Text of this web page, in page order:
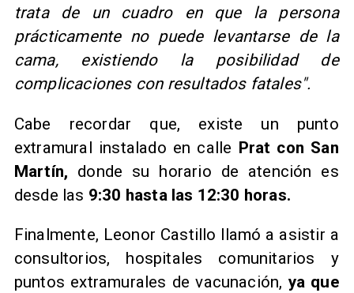
trata de un cuadro en que la persona
prácticamente no puede levantarse de la
cama, existiendo la posibilidad de
complicaciones con resultados fatales".
Cabe recordar que, existe un punto
extramural instalado en calle Prat con San
Martín, donde su horario de atención es
desde las 9:30 hasta las 12:30 horas.
Finalmente, Leonor Castillo llamó a asistir a
consultorios, hospitales comunitarios y
puntos extramurales de vacunación, ya que